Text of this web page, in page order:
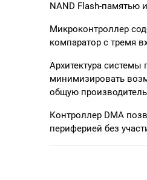
NAND Flash-памятью
Микроконтроллер
компаратор с тремя
Архитектура
минимизировать
общую
Контроллер DMA
периферией без